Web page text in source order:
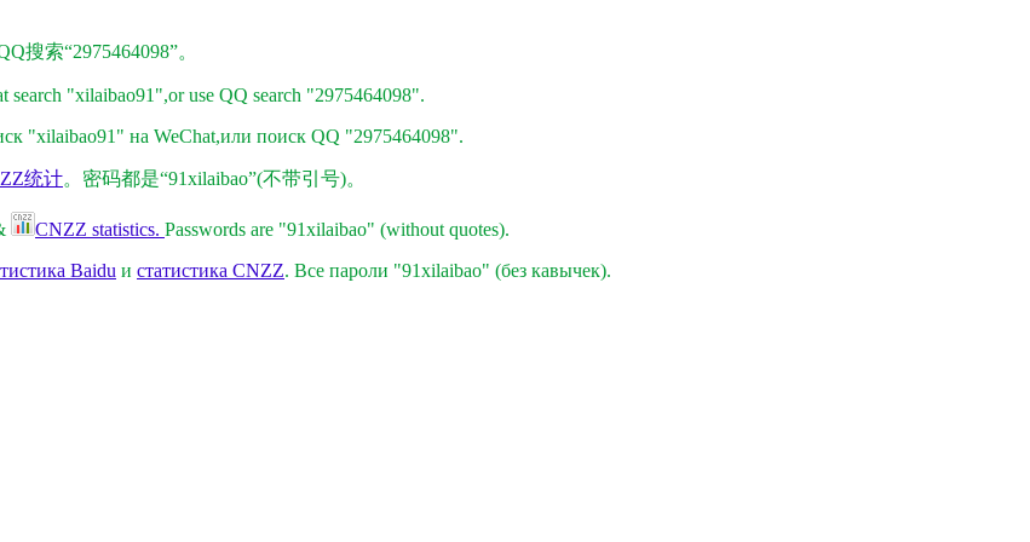
搜索“2975464098”。
search "xilaibao91",or use QQ search "2975464098".
"xilaibao91" на WeChat,или поиск QQ "2975464098".
统计。密码都是“91xilaibao”(不带引号)。
CNZZ statistics. Passwords are "91xilaibao" (without quotes).
Baidu и статистика CNZZ. Все пароли "91xilaibao" (без кавычек).